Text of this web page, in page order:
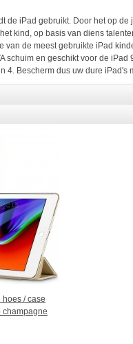
de iPad gebruikt. Door het op
kind, op basis van diens
van de meest gebruikte iPad
schuim en geschikt voor de
4. Bescherm dus uw dure
/ case
champagne